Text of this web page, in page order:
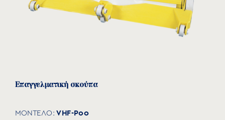
Επαγγελματική σκούπα
ΜΟΝΤΕΛΟ:VHF-P00